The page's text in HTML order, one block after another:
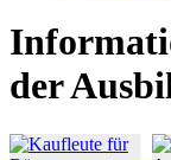
der